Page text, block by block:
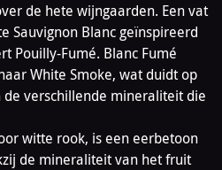
de hete wijngaarden. Een vat
Sauvignon Blanc geïnspireerd
Pouilly-Fumé. Blanc Fumé
White Smoke, wat duidt op
verschillende mineraliteit die
witte rook, is een eerbetoon
de mineraliteit van het fruit